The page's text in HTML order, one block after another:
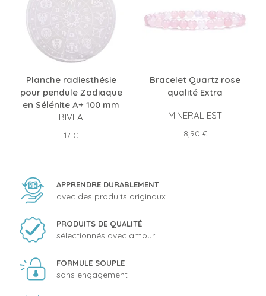
Planche radiesthésie
pour pendule Zodiaque
en Sélénite A+ 100 mm
BIVEA
Prix
17 €
Bracelet Quartz rose
qualité Extra
MINERAL EST
Prix
8,90 €
APPRENDRE DURABLEMENT
avec des produits originaux
PRODUITS DE QUALITÉ
sélectionnés avec amour
FORMULE SOUPLE
sans engagement